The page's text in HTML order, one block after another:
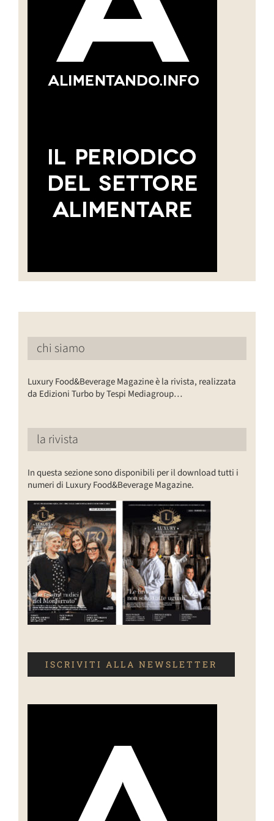
chi siamo
Luxury Food&Beverage Magazine è la rivista, realizzata
da Edizioni Turbo by Tespi Mediagroup…
la rivista
In questa sezione sono disponibili per il download tutti i
numeri di Luxury Food&Beverage Magazine.
ISCRIVITI ALLA NEWSLETTER